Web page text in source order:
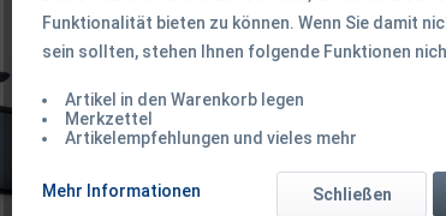
Funktionalität bieten zu können. Wenn Sie damit
sein sollten, stehen Ihnen folgende Funktionen
Artikel in den Warenkorb legen
Merkzettel
Artikelempfehlungen und vieles mehr
Mehr Informationen Schließen